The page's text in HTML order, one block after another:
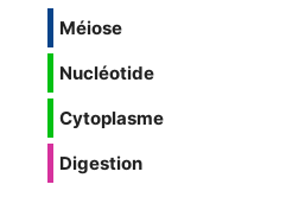
Méiose
Nucléotide
Cytoplasme
Digestion